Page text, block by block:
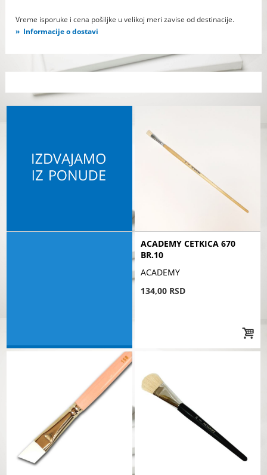
Vreme isporuke i cena pošiljke u velikoj meri zavise od destinacije.
Informacije o dostavi
ACADEMY CETKICA 670
BR.10
ACADEMY
134,00 RSD